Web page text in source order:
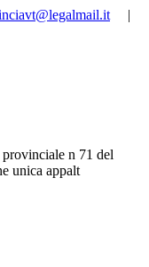
|
n 71 del
unica appalt